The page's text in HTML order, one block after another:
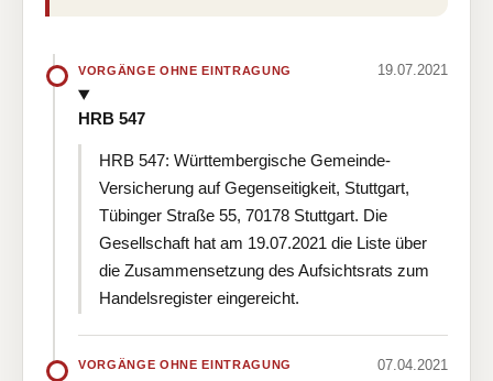
VORGÄNGE OHNE EINTRAGUNG 19.07.2021
HRB 547
HRB 547: Württembergische Gemeinde-
Versicherung auf Gegenseitigkeit, Stuttgart,
Tübinger Straße 55, 70178 Stuttgart. Die
Gesellschaft hat am 19.07.2021 die Liste über
die Zusammensetzung des Aufsichtsrats zum
Handelsregister eingereicht.
VORGÄNGE OHNE EINTRAGUNG 07.04.2021